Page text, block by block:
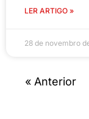
LER ARTIGO »
28 de novembro
« Anterior